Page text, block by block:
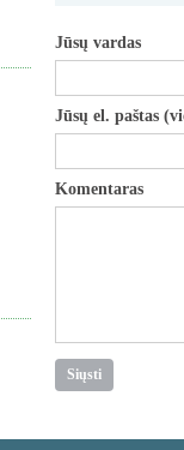
Jūsų vardas
Jūsų el. paštas
Komentaras